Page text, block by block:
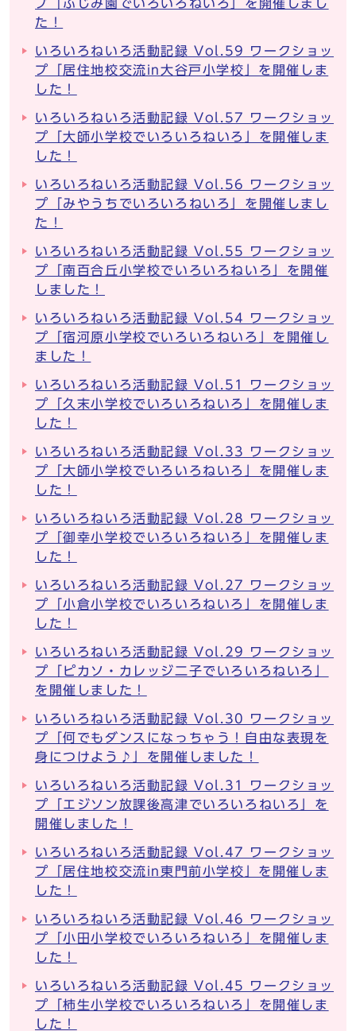
プ「ふじみ園でいろいろねいろ」を開催しまし
た！
いろいろねいろ活動記録 Vol.59 ワークショッ
プ「居住地校交流in大谷戸小学校」を開催しま
した！
いろいろねいろ活動記録 Vol.57 ワークショッ
プ「大師小学校でいろいろねいろ」を開催しま
した！
いろいろねいろ活動記録 Vol.56 ワークショッ
プ「みやうちでいろいろねいろ」を開催しまし
た！
いろいろねいろ活動記録 Vol.55 ワークショッ
プ「南百合丘小学校でいろいろねいろ」を開催
しました！
いろいろねいろ活動記録 Vol.54 ワークショッ
プ「宿河原小学校でいろいろねいろ」を開催し
ました！
いろいろねいろ活動記録 Vol.51 ワークショッ
プ「久末小学校でいろいろねいろ」を開催しま
した！
いろいろねいろ活動記録 Vol.33 ワークショッ
プ「大師小学校でいろいろねいろ」を開催しま
した！
いろいろねいろ活動記録 Vol.28 ワークショッ
プ「御幸小学校でいろいろねいろ」を開催しま
した！
いろいろねいろ活動記録 Vol.27 ワークショッ
プ「小倉小学校でいろいろねいろ」を開催しま
した！
いろいろねいろ活動記録 Vol.29 ワークショッ
プ「ピカソ・カレッジ二子でいろいろねいろ」
を開催しました！
いろいろねいろ活動記録 Vol.30 ワークショッ
プ「何でもダンスになっちゃう！自由な表現を
身につけよう♪」を開催しました！
いろいろねいろ活動記録 Vol.31 ワークショッ
プ「エジソン放課後高津でいろいろねいろ」を
開催しました！
いろいろねいろ活動記録 Vol.47 ワークショッ
プ「居住地校交流in東門前小学校」を開催しま
した！
いろいろねいろ活動記録 Vol.46 ワークショッ
プ「小田小学校でいろいろねいろ」を開催しま
した！
いろいろねいろ活動記録 Vol.45 ワークショッ
プ「柿生小学校でいろいろねいろ」を開催しま
した！